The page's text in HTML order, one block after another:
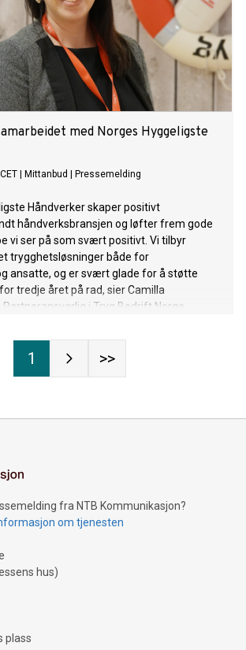
med Norges Hyggeligste
Mittanbud Pressemelding
Håndverker skaper positivt
håndverksbransjen og løfter frem gode
vi ser på som svært positivt. Vi tilbyr
trygghetsløsninger både for
ansatte, og er svært glade for å støtte
tredje året på rad, sier Camilla
i Tryg Bedrift Norge.
1 >>
fra NTB Kommunikasjon?
om tjenesten
hus)
plass